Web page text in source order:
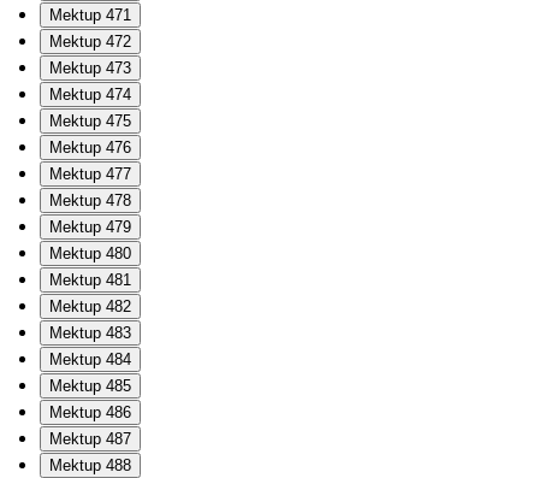
Mektup 471
Mektup 472
Mektup 473
Mektup 474
Mektup 475
Mektup 476
Mektup 477
Mektup 478
Mektup 479
Mektup 480
Mektup 481
Mektup 482
Mektup 483
Mektup 484
Mektup 485
Mektup 486
Mektup 487
Mektup 488